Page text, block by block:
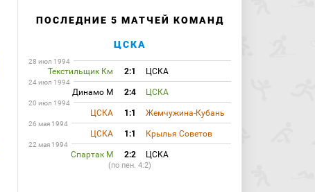
ПОСЛЕДНИЕ 5 МАТЧЕЙ КОМАНД
ЦСКА
28 июл 1994
Текстильщик Км 2:1 ЦСКА
24 июл 1994
Динамо М 2:4 ЦСКА
20 июл 1994
ЦСКА 1:1 Жемчужина-Кубань
26 мая 1994
ЦСКА 1:1 Крылья Советов
22 мая 1994
Спартак М 2:2 ЦСКА
(по пен. 4:2)